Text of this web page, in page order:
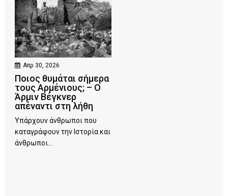
Απρ 30, 2026
Ποιος θυμάται σήμερα
τους Αρμένιους; – Ο
Άρμιν Βέγκνερ
απέναντι στη λήθη
Υπάρχουν άνθρωποι που
καταγράφουν την Ιστορία και
άνθρωποι...